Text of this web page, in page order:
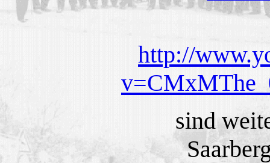
http://
sind